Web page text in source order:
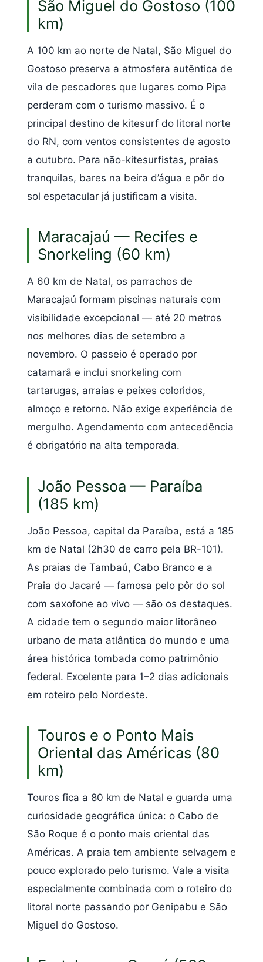
São Miguel do Gostoso (100
km)
A 100 km ao norte de Natal, São Miguel do
Gostoso preserva a atmosfera autêntica de
vila de pescadores que lugares como Pipa
perderam com o turismo massivo. É o
principal destino de kitesurf do litoral norte
do RN, com ventos consistentes de agosto
a outubro. Para não-kitesurfistas, praias
tranquilas, bares na beira d’água e pôr do
sol espetacular já justificam a visita.
Maracajaú — Recifes e
Snorkeling (60 km)
A 60 km de Natal, os parrachos de
Maracajaú formam piscinas naturais com
visibilidade excepcional — até 20 metros
nos melhores dias de setembro a
novembro. O passeio é operado por
catamarã e inclui snorkeling com
tartarugas, arraias e peixes coloridos,
almoço e retorno. Não exige experiência de
mergulho. Agendamento com antecedência
é obrigatório na alta temporada.
João Pessoa — Paraíba
(185 km)
João Pessoa, capital da Paraíba, está a 185
km de Natal (2h30 de carro pela BR-101).
As praias de Tambaú, Cabo Branco e a
Praia do Jacaré — famosa pelo pôr do sol
com saxofone ao vivo — são os destaques.
A cidade tem o segundo maior litorâneo
urbano de mata atlântica do mundo e uma
área histórica tombada como patrimônio
federal. Excelente para 1–2 dias adicionais
em roteiro pelo Nordeste.
Touros e o Ponto Mais
Oriental das Américas (80
km)
Touros fica a 80 km de Natal e guarda uma
curiosidade geográfica única: o Cabo de
São Roque é o ponto mais oriental das
Américas. A praia tem ambiente selvagem e
pouco explorado pelo turismo. Vale a visita
especialmente combinada com o roteiro do
litoral norte passando por Genipabu e São
Miguel do Gostoso.